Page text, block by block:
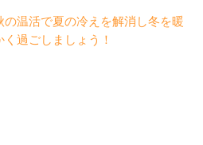
の温活で夏の冷えを解消し冬を暖
く過ごしましょう！